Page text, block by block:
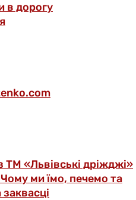
в дорогу
ТМ «Львівські дріжджі»
ми їмо, печемо та